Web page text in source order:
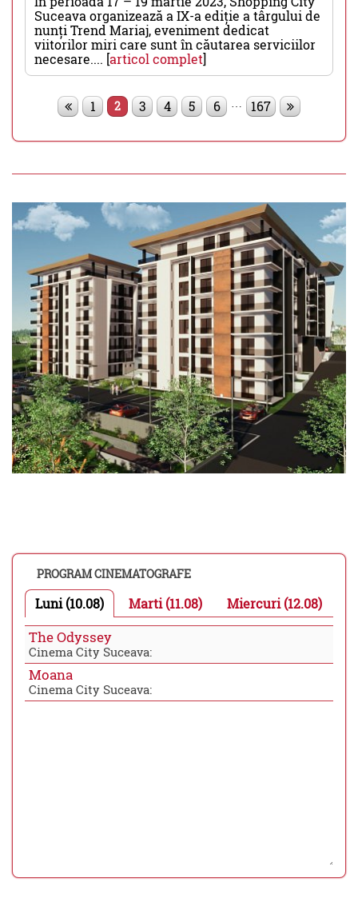
Suceava organizează a IX-a ediție a târgului de
nunți Trend Mariaj, eveniment dedicat
viitorilor miri care sunt în căutarea serviciilor
necesare.... [articol complet]
1 2 3 4 5 6 … 167
PROGRAM CINEMATOGRAFE
Luni (10.08) Marti (11.08) Miercuri (12.08)
The Odyssey
Cinema City Suceava:
Moana
Cinema City Suceava: